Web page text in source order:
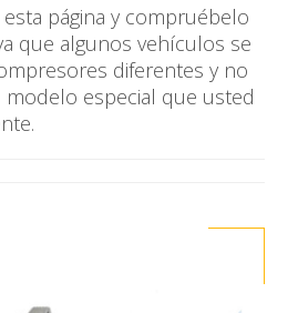
página y compruébelo
que algunos vehículos se
diferentes y no
especial que usted